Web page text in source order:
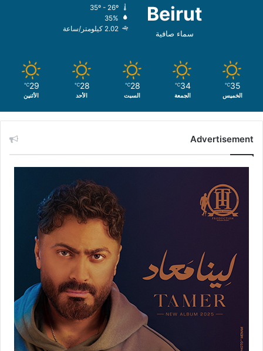
Beirut
سماء صافية
35%
2.02 كيلومتر/ساعة
35
℃
الخميس
34
℃
الجمعة
28
℃
السبت
28
℃
الأحد
29
℃
الأثنين
Advertisement